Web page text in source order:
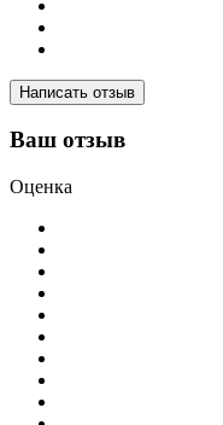
Написать отзыв
Ваш отзыв
Оценка